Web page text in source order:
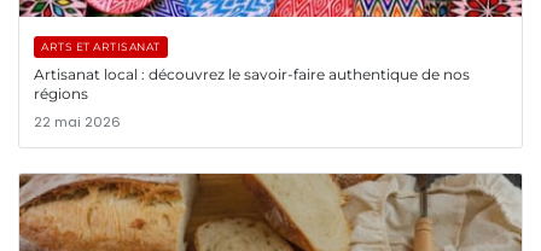
ARTS ET ARTISANAT
Artisanat local : découvrez le savoir-faire authentique de nos
régions
22 mai 2026